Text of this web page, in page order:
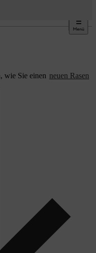
Menü
wie Sie einen neuen Rasen